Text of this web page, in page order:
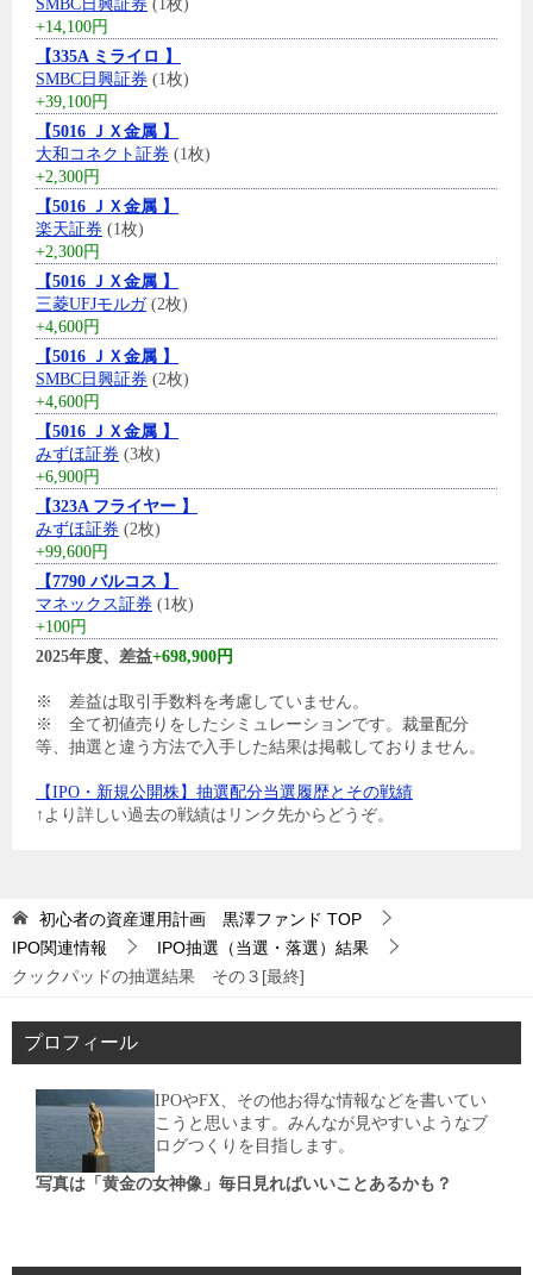
SMBC日興証券 (1枚)
+14,100円
【335A ミライロ 】
SMBC日興証券 (1枚)
+39,100円
【5016 ＪＸ金属 】
大和コネクト証券 (1枚)
+2,300円
【5016 ＪＸ金属 】
楽天証券 (1枚)
+2,300円
【5016 ＪＸ金属 】
三菱UFJモルガ(2枚)
+4,600円
【5016 ＪＸ金属 】
SMBC日興証券 (2枚)
+4,600円
【5016 ＪＸ金属 】
みずほ証券 (3枚)
+6,900円
【323A フライヤー 】
みずほ証券 (2枚)
+99,600円
【7790 バルコス 】
マネックス証券 (1枚)
+100円
2025年度、差益+698,900円
※ 差益は取引手数料を考慮していません。
※ 全て初値売りをしたシミュレーションです。裁量配分
等、抽選と違う方法で入手した結果は掲載しておりません。
【IPO・新規公開株】抽選配分当選履歴とその戦績
↑より詳しい過去の戦績はリンク先からどうぞ。
初心者の資産運用計画 黒澤ファンド TOP
IPO関連情報
IPO抽選（当選・落選）結果
クックパッドの抽選結果 その３[最終]
プロフィール
IPOやFX、その他お得な情報などを書いてい
こうと思います。みんなが見やすいようなブ
ログつくりを目指します。
写真は「黄金の女神像」毎日見ればいいことあるかも？